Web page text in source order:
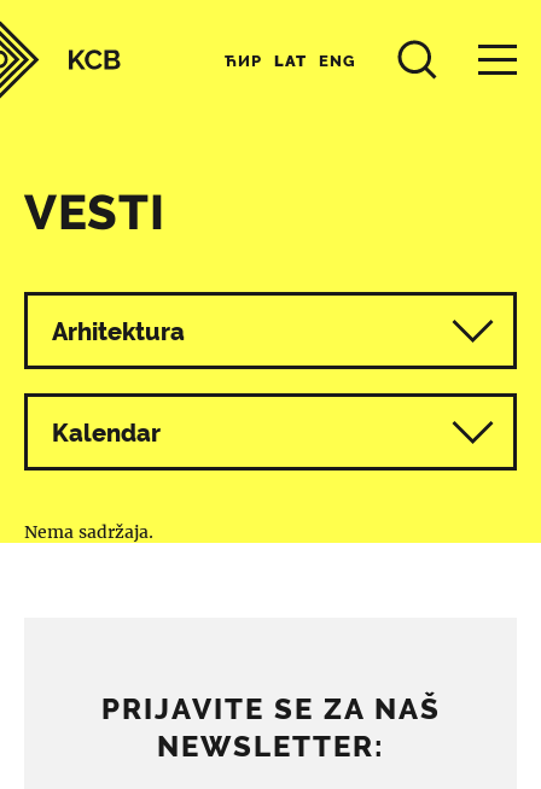
ЋИР LAT ENG
VESTI
Svi programi
Arhitektura
Kalendar
Nema sadržaja.
PRIJAVITE SE ZA NAŠ
NEWSLETTER: